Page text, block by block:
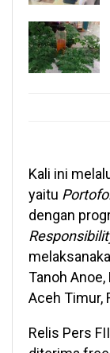
Kali ini
yaitu
dengan
Tanoh
Aceh Timur,
Relis Pers